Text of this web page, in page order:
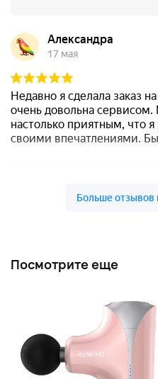
Посмотрите еще